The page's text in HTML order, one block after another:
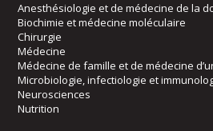
Anesthésiologie et de médecine de la
Biochimie et médecine moléculaire
Chirurgie
Médecine
Médecine de famille et de médecine
Microbiologie, infectiologie et
Neurosciences
Nutrition